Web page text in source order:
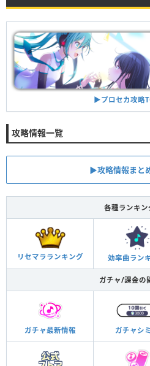
▶︎プロセカ攻略
攻略情報一覧
▶︎攻略情報まと
各種ランキン
リセマラランキング 効率曲ラン
ガチャ/課金の
ガチャ最新情報 ガチャシ